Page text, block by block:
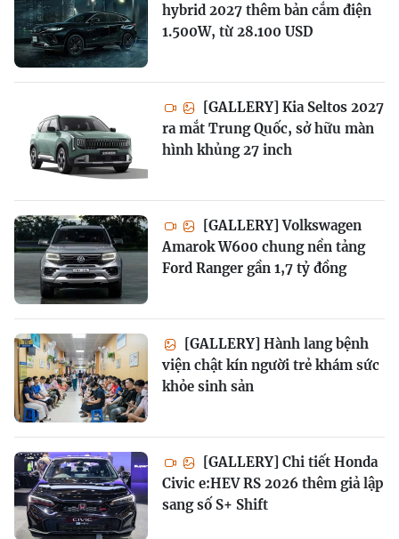
hybrid 2027 thêm bản cắm điện
1.500W, từ 28.100 USD
[GALLERY] Kia Seltos 2027
ra mắt Trung Quốc, sở hữu màn
hình khủng 27 inch
[GALLERY] Volkswagen
Amarok W600 chung nền tảng
Ford Ranger gần 1,7 tỷ đồng
[GALLERY] Hành lang bệnh
viện chật kín người trẻ khám sức
khỏe sinh sản
[GALLERY] Chi tiết Honda
Civic e:HEV RS 2026 thêm giả lập
sang số S+ Shift